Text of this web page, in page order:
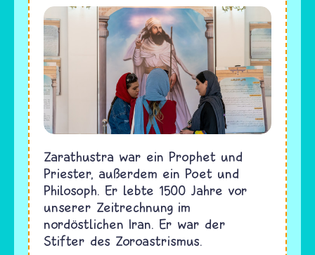
Zarathustra war ein Prophet und
Priester, außerdem ein Poet und
Philosoph. Er lebte 1500 Jahre vor
unserer Zeitrechnung im
nordöstlichen Iran. Er war der
Stifter des Zoroastrismus.